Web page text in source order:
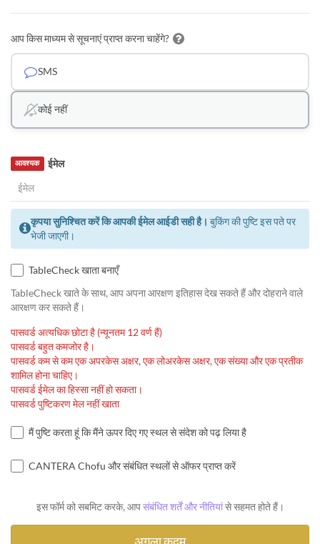
आप किस माध्यम से सूचनाएं प्राप्त करना चाहेंगे?
SMS
कोई नहीं
ईमेल
आवश्यक
कृपया सुनिश्चित करें कि आपकी ईमेल आईडी सही है। बुकिंग की पुष्टि इस पते पर
भेजी जाएगी।
TableCheck खाता बनाएँ
TableCheck खाते के साथ, आप अपना आरक्षण इतिहास देख सकते हैं और दोहराने वाले
आरक्षण कर सकते हैं।
पासवर्ड अत्यधिक छोटा है (न्यूनतम 12 वर्ण हैं)
पासवर्ड बहुत कमजोर है।
पासवर्ड कम से कम एक अपरकेस अक्षर, एक लोअरकेस अक्षर, एक संख्या और एक प्रतीक
शामिल होना चाहिए।
पासवर्ड ईमेल का हिस्सा नहीं हो सकता।
पासवर्ड पुष्टिकरण मेल नहीं खाता
मैं पुष्टि करता हूं कि मैंने ऊपर दिए गए स्थल से संदेश को पढ़ लिया है
CANTERA Chofu और संबंधित स्थलों से ऑफर प्राप्त करें
इस फॉर्म को सबमिट करके, आपसंबंधित शर्तें और नीतियांसे सहमत होते हैं।